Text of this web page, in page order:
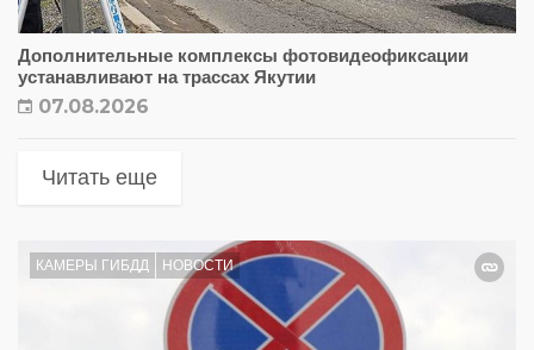
Дополнительные комплексы фотовидеофиксации
устанавливают на трассах Якутии
07.08.2026
Читать еще
КАМЕРЫ ГИБДД НОВОСТИ